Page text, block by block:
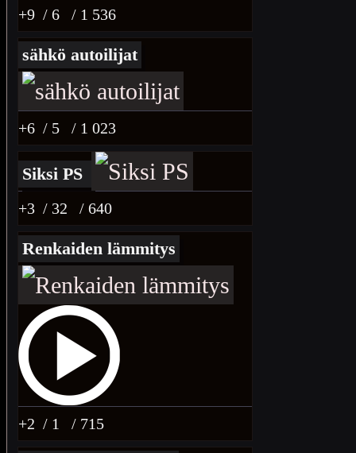
+9 / 6 / 1 536
sähkö autoilijat
+6 / 5 / 1 023
Siksi PS
+3 / 32 / 640
Renkaiden lämmitys
+2 / 1 / 715